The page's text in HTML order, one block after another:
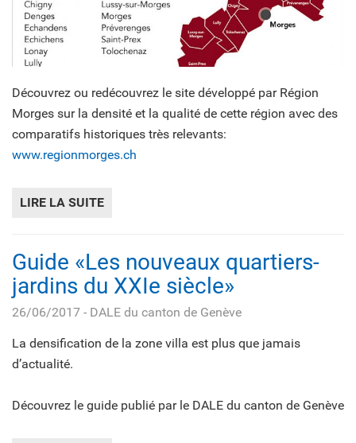
Découvrez ou redécouvrez le site développé par Région
Morges sur la densité et la qualité de cette région avec des
comparatifs historiques très relevants:
www.regionmorges.ch
LIRE LA SUITE
Guide «Les nouveaux quartiers-
jardins du XXIe siècle»
26/06/2017 - DALE du canton de Genève
La densification de la zone villa est plus que jamais
d’actualité.
Découvrez le guide publié par le DALE du canton de Genève